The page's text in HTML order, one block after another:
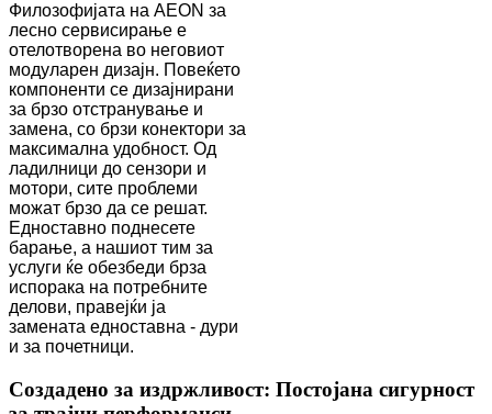
Филозофијата на AEON за
лесно сервисирање е
отелотворена во неговиот
модуларен дизајн. Повеќето
компоненти се дизајнирани
за брзо отстранување и
замена, со брзи конектори за
максимална удобност. Од
ладилници до сензори и
мотори, сите проблеми
можат брзо да се решат.
Едноставно поднесете
барање, а нашиот тим за
услуги ќе обезбеди брза
испорака на потребните
делови, правејќи ја
замената едноставна - дури
и за почетници.
Создадено за издржливост: Постојана сигурност